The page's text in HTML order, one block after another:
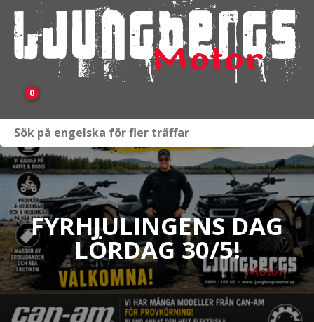
0
Fordon i lager
Verkstad
KAMPANJ
BRP
Släpvagnar & Skylift
FYRHJULINGENS DAG
LÖRDAG 30/5!